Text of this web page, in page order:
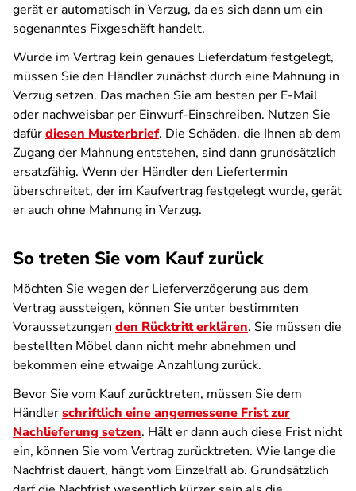
gerät er automatisch in Verzug, da es sich dann um ein
sogenanntes Fixgeschäft handelt.
Wurde im Vertrag kein genaues Lieferdatum festgelegt,
müssen Sie den Händler zunächst durch eine Mahnung in
Verzug setzen. Das machen Sie am besten per E-Mail
oder nachweisbar per Einwurf-Einschreiben. Nutzen Sie
dafürdiesen Musterbrief. Die Schäden, die Ihnen ab dem
Zugang der Mahnung entstehen, sind dann grundsätzlich
ersatzfähig. Wenn der Händler den Liefertermin
überschreitet, der im Kaufvertrag festgelegt wurde, gerät
er auch ohne Mahnung in Verzug.
So treten Sie vom Kauf zurück
Möchten Sie wegen der Lieferverzögerung aus dem
Vertrag aussteigen, können Sie unter bestimmten
Voraussetzungen den Rücktritt erklären. Sie müssen die
bestellten Möbel dann nicht mehr abnehmen und
bekommen eine etwaige Anzahlung zurück.
Bevor Sie vom Kauf zurücktreten, müssen Sie dem
Händlerschriftlich eine angemessene Frist zur
Nachlieferung setzen. Hält er dann auch diese Frist nicht
ein, können Sie vom Vertrag zurücktreten. Wie lange die
Nachfrist dauert, hängt vom Einzelfall ab. Grundsätzlich